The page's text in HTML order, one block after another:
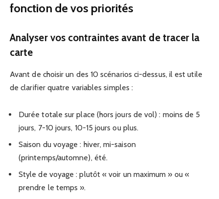
fonction de vos priorités
Analyser vos contraintes avant de tracer la
carte
Avant de choisir un des 10 scénarios ci-dessus, il est utile
de clarifier quatre variables simples :
Durée totale sur place (hors jours de vol) : moins de 5
jours, 7-10 jours, 10-15 jours ou plus.
Saison du voyage : hiver, mi-saison
(printemps/automne), été.
Style de voyage : plutôt « voir un maximum » ou «
prendre le temps ».